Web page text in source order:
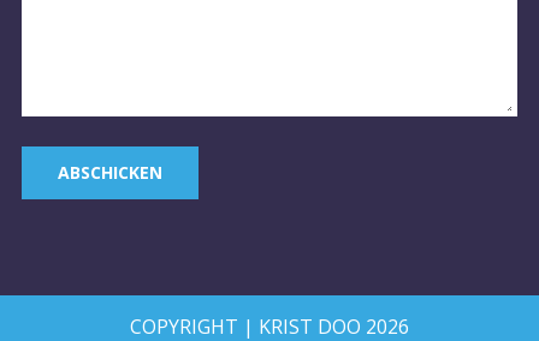
ABSCHICKEN
COPYRIGHT | KRIST DOO 2026